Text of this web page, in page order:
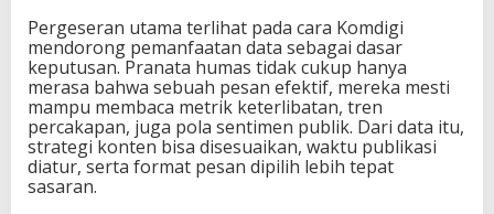
Pergeseran utama terlihat pada cara Komdigi
mendorong pemanfaatan data sebagai dasar
keputusan. Pranata humas tidak cukup hanya
merasa bahwa sebuah pesan efektif, mereka mesti
mampu membaca metrik keterlibatan, tren
percakapan, juga pola sentimen publik. Dari data itu,
strategi konten bisa disesuaikan, waktu publikasi
diatur, serta format pesan dipilih lebih tepat
sasaran.